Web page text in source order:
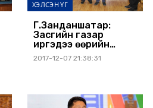
ХЭЛСЭН ҮГ
Г.Занданшатар:
Засгийн газар
иргэдээ өөрийн
өмчийн газрын
мэдээллээ гар
2017-12-07 21:38:31